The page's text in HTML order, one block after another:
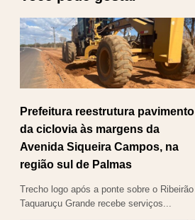
Prefeitura reestrutura pavimento
da ciclovia às margens da
Avenida Siqueira Campos, na
região sul de Palmas
Trecho logo após a ponte sobre o Ribeirão
Taquaruçu Grande recebe serviços...